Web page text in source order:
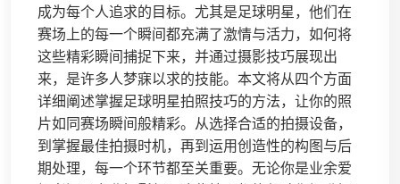
成为每个人追求的目标。尤其是足球明星，他们在
赛场上的每一个瞬间都充满了激情与活力，如何将
这些精彩瞬间捕捉下来，并通过摄影技巧展现出
来，是许多人梦寐以求的技能。本文将从四个方面
详细阐述掌握足球明星拍照技巧的方法，让你的照
片如同赛场瞬间般精彩。从选择合适的拍摄设备，
到掌握最佳拍摄时机，再到运用创造性的构图与后
期处理，每一个环节都至关重要。无论你是业余爱